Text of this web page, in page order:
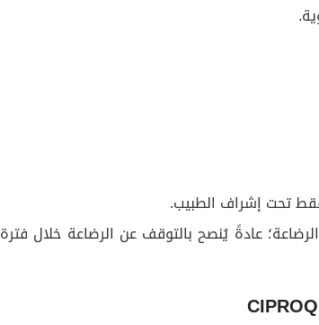
عادةً يُنصح بالتوقف عن الرضاعة خلال فترة